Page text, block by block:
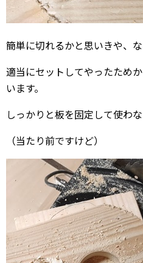
簡単に切れるかと思いきや、
適当にセットしてやったため
います。
しっかりと板を固定して使わ
（当たり前ですけど）